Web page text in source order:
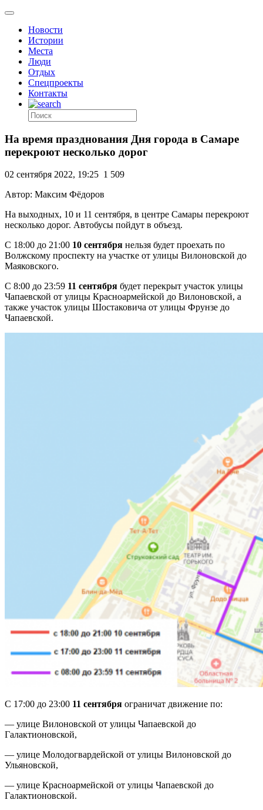
Новости
Истории
Места
Люди
Отдых
Спецпроекты
Контакты
На время празднования Дня города в Самаре
перекроют несколько дорог
02 сентября 2022, 19:25 1 509
Автор: Максим Фёдоров
На выходных, 10 и 11 сентября, в центре Самары перекроют
несколько дорог. Автобусы пойдут в объезд.
С 18:00 до 21:00 10 сентября нельзя будет проехать по
Волжскому проспекту на участке от улицы Вилоновской до
Маяковского.
С 8:00 до 23:59 11 сентября будет перекрыт участок улицы
Чапаевской от улицы Красноармейской до Вилоновской, а
также участок улицы Шостаковича от улицы Фрунзе до
Чапаевской.
С 17:00 до 23:00 11 сентября ограничат движение по:
— улице Вилоновской от улицы Чапаевской до
Галактионовской,
— улице Молодогвардейской от улицы Вилоновской до
Ульяновской,
— улице Красноармейской от улицы Чапаевской до
Галактионовской.